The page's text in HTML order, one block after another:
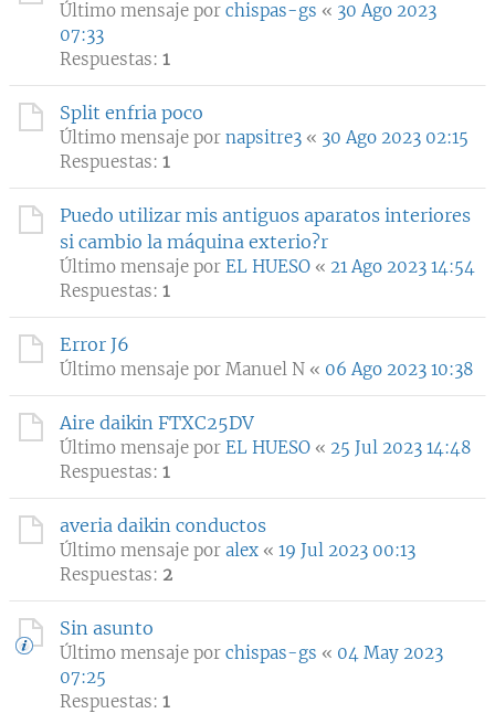
Último mensaje por chispas-gs « 30 Ago 2023
07:33
Respuestas: 1
Split enfria poco
Último mensaje por napsitre3 « 30 Ago 2023 02:15
Respuestas: 1
Puedo utilizar mis antiguos aparatos interiores
si cambio la máquina exterio?r
Último mensaje por EL HUESO « 21 Ago 2023 14:54
Respuestas: 1
Error J6
Último mensaje por Manuel N « 06 Ago 2023 10:38
Aire daikin FTXC25DV
Último mensaje por EL HUESO « 25 Jul 2023 14:48
Respuestas: 1
averia daikin conductos
Último mensaje por alex « 19 Jul 2023 00:13
Respuestas: 2
Sin asunto
Último mensaje por chispas-gs « 04 May 2023
07:25
Respuestas: 1